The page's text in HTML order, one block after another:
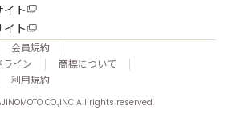
ト
ト
会員規約
ライン
商標について
利用規約
CO.,INC All rights reserved.